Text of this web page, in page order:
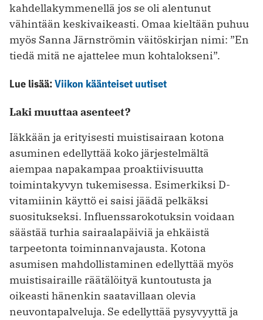
kahdellakymmenellä jos se oli alentunut
vähintään keskivaikeasti. Omaa kieltään puhuu
myös Sanna Järnströmin väitöskirjan nimi: ”En
tiedä mitä ne ajattelee mun kohtalokseni”.
Lue lisää:Viikon käänteiset uutiset
Laki muuttaa asenteet?
Iäkkään ja erityisesti muistisairaan kotona
asuminen edellyttää koko järjestelmältä
aiempaa napakampaa proaktiivisuutta
toimintakyvyn tukemisessa. Esimerkiksi D-
vitamiinin käyttö ei saisi jäädä pelkäksi
suositukseksi. Influenssa­rokotuksin voidaan
säästää turhia sairaalapäiviä ja ehkäistä
tarpeetonta toiminnanvajausta. Kotona
asumisen mahdollistaminen edellyttää myös
muistisairaille räätälöityä kuntoutusta ja
oikeasti hänenkin saatavillaan olevia
neuvontapalveluja. Se edellyttää pysyvyyttä ja